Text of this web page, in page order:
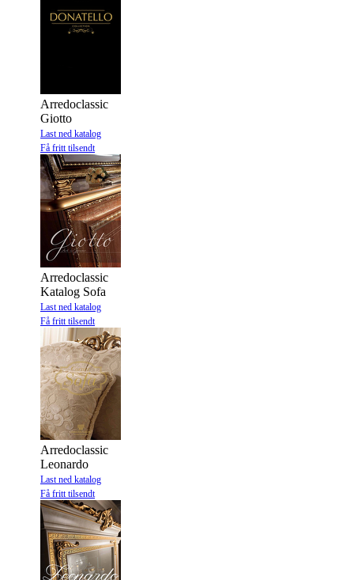
Arredoclassic
Giotto
Last ned katalog
Få fritt tilsendt
Arredoclassic
Katalog Sofa
Last ned katalog
Få fritt tilsendt
Arredoclassic
Leonardo
Last ned katalog
Få fritt tilsendt